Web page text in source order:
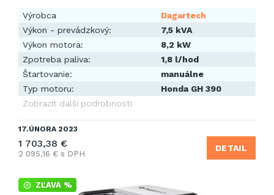
Výrobca
Dagartech
Výkon - prevádzkový:
7,5 kVA
Výkon motora:
8,2 kW
Zpotreba paliva:
1,8 l/hod
Štartovanie:
manuálne
Typ motoru:
Honda GH 390
Zobrazit další podrobnosti
17.ÚNORA 2023
1 703,38 €
2 095,16 € s DPH
DETAIL
ZĽAVA %